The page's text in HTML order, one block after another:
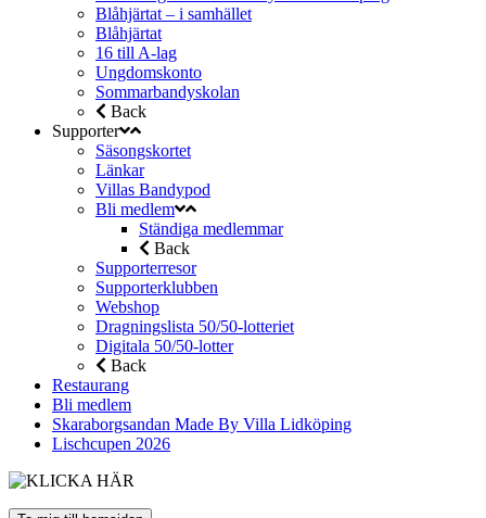
Blåhjärtat – i samhället
Blåhjärtat
16 till A-lag
Ungdomskonto
Sommarbandyskolan
Back
Supporter
Säsongskortet
Länkar
Villas Bandypod
Bli medlem
Ständiga medlemmar
Back
Supporterresor
Supporterklubben
Webshop
Dragningslista 50/50-lotteriet
Digitala 50/50-lotter
Back
Restaurang
Bli medlem
Skaraborgsandan Made By Villa Lidköping
Lischcupen 2026